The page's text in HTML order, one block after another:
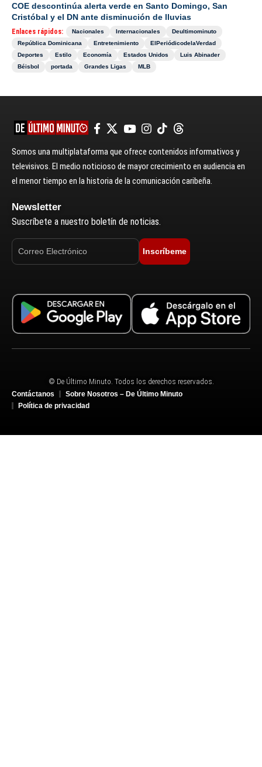
COE descontinúa alerta verde en Santo Domingo, San
Cristóbal y el DN ante disminución de lluvias
Enlaces rápidos: Nacionales Internacionales
Deultimominuto
República Dominicana
Entretenimiento
ElPeriódicodelaVerdad
Deportes
Estilo Economía Estados Unidos
Luis Abinader
Béisbol
portada Grandes Ligas MLB
Somos una multiplataforma que ofrece contenidos informativos y
televisivos. El medio noticioso de mayor crecimiento en audiencia en
el menor tiempo en la historia de la comunicación caribeña.
Newsletter
Suscríbete a nuestro boletín de noticias.
Inscríbeme
© De Último Minuto. Todos los derechos reservados.
Contáctanos
Sobre Nosotros – De Último Minuto
Política de privacidad